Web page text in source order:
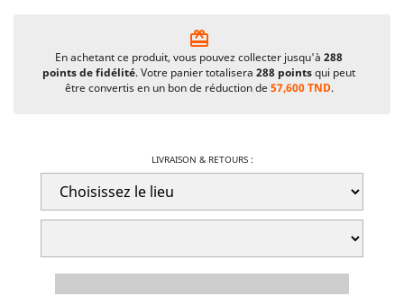
card_giftcard
En achetant ce produit, vous pouvez collecter jusqu'à 288
points de fidélité. Votre panier totalisera 288 pointsqui peut
être convertis en un bon de réduction de57,600 TND.
LIVRAISON & RETOURS :